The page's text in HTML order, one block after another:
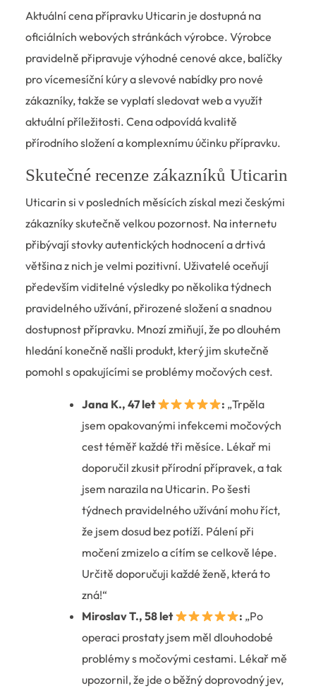
Aktuální cena přípravku Uticarin je dostupná na
oficiálních webových stránkách výrobce. Výrobce
pravidelně připravuje výhodné cenové akce, balíčky
pro vícemesíční kúry a slevové nabídky pro nové
zákazníky, takže se vyplatí sledovat web a využít
aktuální příležitosti. Cena odpovídá kvalitě
přírodního složení a komplexnímu účinku přípravku.
Skutečné recenze zákazníků Uticarin
Uticarin si v posledních měsících získal mezi českými
zákazníky skutečně velkou pozornost. Na internetu
přibývají stovky autentických hodnocení a drtivá
většina z nich je velmi pozitivní. Uživatelé oceňují
především viditelné výsledky po několika týdnech
pravidelného užívání, přirozené složení a snadnou
dostupnost přípravku. Mnozí zmiňují, že po dlouhém
hledání konečně našli produkt, který jim skutečně
pomohl s opakujícími se problémy močových cest.
Jana K., 47 let : „Trpěla
jsem opakovanými infekcemi močových
cest téměř každé tři měsíce. Lékař mi
doporučil zkusit přírodní přípravek, a tak
jsem narazila na Uticarin. Po šesti
týdnech pravidelného užívání mohu říct,
že jsem dosud bez potíží. Pálení při
močení zmizelo a cítím se celkově lépe.
Určitě doporučuji každé ženě, která to
zná!“
Miroslav T., 58 let
: „Po
operaci prostaty jsem měl dlouhodobé
problémy s močovými cestami. Lékař mě
upozornil, že jde o běžný doprovodný jev,